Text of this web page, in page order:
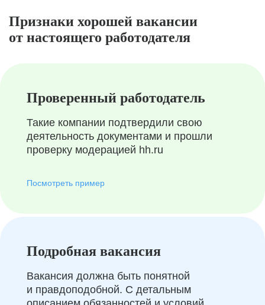
Признаки хорошей вакансии
от настоящего работодателя
Проверенный работодатель
Такие компании подтвердили свою
деятельность документами и прошли
проверку модерацией hh.ru
Посмотреть пример
Подробная вакансия
Вакансия должна быть понятной
и правдоподобной. С детальным